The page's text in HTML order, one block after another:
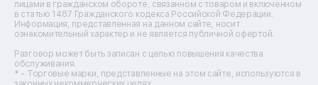
Ремонт стедикамов
Ремонт оптических прицелов
Ремонт электровелосипедов
Ремонт видеокамер
Ремонт эхолотов
Ремонт 3d-принтеров
лицами в гражданском обороте, связанном с товаром и включенном
в статью 1487 Гражданского кодекса Российской Федерации.
Информация, представленная на данном сайте, носит
ознакомительный характер и не является публичной офертой.
Разговор может быть записан с целью повышения качества
обслуживания.
* - Торговые марки, представленные на этом сайте, используются в